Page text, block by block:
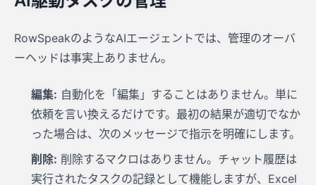
RowSpeakのようなAIエージェントでは、管理のオーバ
ーヘッドは事実上ありません。
編集: 自動化を「編集」することはありません。単に
依頼を言い換えるだけです。最初の結果が適切でなか
った場合は、次のメッセージで指示を明確にします。
削除: 削除するマクロはありません。チャット履歴は
実行されたタスクの記録として機能しますが、Excel